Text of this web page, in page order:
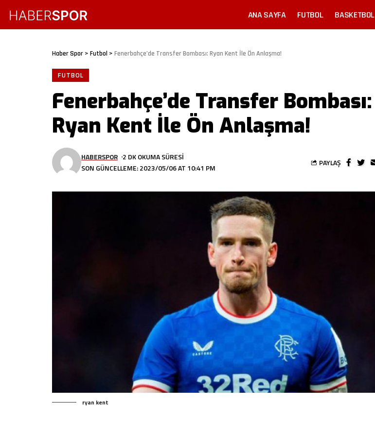
ANA SAYFA FUTBOL BASKETBOL
Haber Spor > Futbol > Fenerbahçe’de Transfer Bombası: Ryan Kent İle Ön Anlaşma!
FUTBOL
Fenerbahçe’de Transfer Bombası:
Ryan Kent İle Ön Anlaşma!
SON GÜNCELLEME: 2023/05/06 AT 10:41 PM
HABERSPOR 2 DK OKUMA SÜRESI
PAYLAŞ
ryan kent